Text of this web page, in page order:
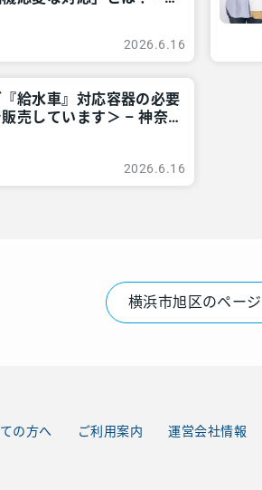
2026.6.16
給水車』対応容器の必要
売しています＞ – 神奈
2026.6.16
横浜市旭区のペー
の方へ ご利用案内 運営会社情報